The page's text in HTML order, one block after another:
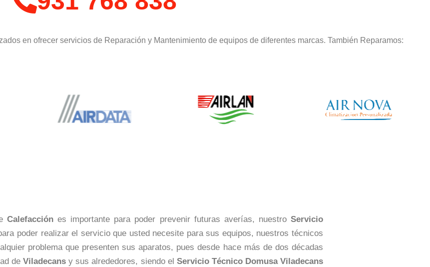
en ofrecer servicios de Reparación y Mantenimiento de equipos de diferentes marcas. También Reparamos:
Calefacciónes importante para poder prevenir futuras averías, nuestroServicio
poder realizar el servicio que usted necesite para sus equipos, nuestros técnicos
problema que presenten sus aparatos, pues desde hace más de dos décadas
deViladecans y sus alrededores, siendo el Servicio Técnico Domusa Viladecans